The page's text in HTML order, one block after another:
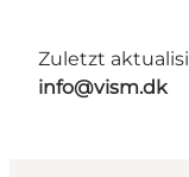
Zuletzt
info@vism.dk